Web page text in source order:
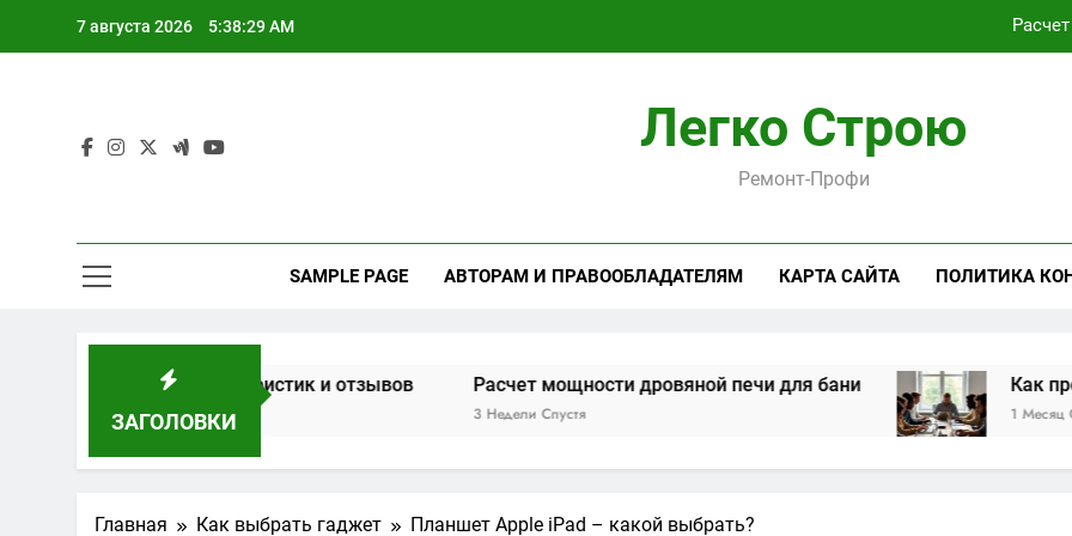
7 августа 2026 5:38:30 AM
Виртуальная платёжная карта за 5 минут без
Критерии выбора пластиковых окон
Как проходит практическая подготовка по
Легко Строю
Ремонт-Профи
SAMPLE PAGE АВТОРАМ И ПРАВООБЛАДАТЕЛЯМ КАРТА САЙТА ПОЛИТИКА
ЗАГОЛОВКИ
характеристик и отзывов Расчет мощности дровяной печи для бани Как проходит
1 Месяц Спустя
Главная Как выбрать гаджет Планшет Apple iPad – какой выбрать?